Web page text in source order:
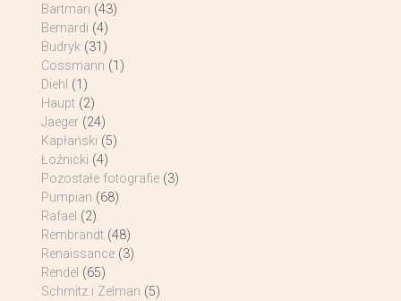
Bartman (43)
Bernardi (4)
Budryk (31)
Cossmann (1)
Diehl (1)
Haupt (2)
Jaeger (24)
Kapłański (5)
Łoźnicki (4)
Pozostałe fotografie (3)
Pumpian (68)
Rafael (2)
Rembrandt (48)
Renaissance (3)
Rendel (65)
Schmitz i Zelman (5)